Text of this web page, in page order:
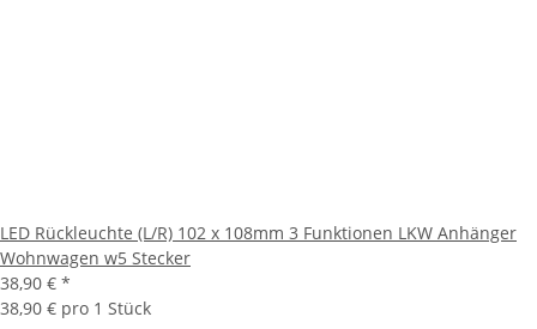
LED Rückleuchte (L/R) 102 x 108mm 3 Funktionen LKW Anhänger
Wohnwagen w5 Stecker
38,90 € *
38,90 € pro 1 Stück